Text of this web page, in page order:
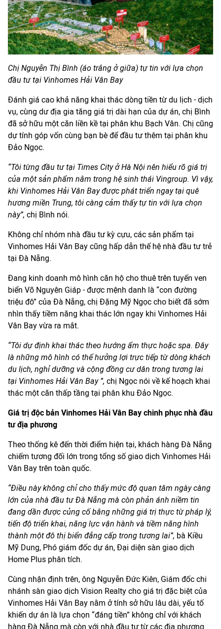
Chị Nguyễn Thị Bình (áo trắng ở giữa) tự tin với lựa chọn
đầu tư tại Vinhomes Hải Vân Bay
Đánh giá cao khả năng khai thác dòng tiền từ du lịch - dịch
vụ, cùng dư địa gia tăng giá trị dài hạn của dự án, chị Bình
đã sở hữu một căn liền kề tại phân khu Bạch Vân. Chị cũng
dự tính góp vốn cùng bạn bè để đầu tư thêm tại phân khu
Đảo Ngọc.
“Tôi từng đầu tư tại Times City ở Hà Nội nên hiểu rõ giá trị
của một sản phẩm nằm trong hệ sinh thái Vingroup. Vì vậy,
khi Vinhomes Hải Vân Bay được phát triển ngay tại quê
hương miền Trung, tôi càng cảm thấy tự tin với lựa chọn
này”, chị Bình nói.
Không chỉ nhóm nhà đầu tư kỳ cựu, các sản phẩm tại
Vinhomes Hải Vân Bay cũng hấp dẫn thế hệ nhà đầu tư trẻ
tại Đà Nẵng.
Đang kinh doanh mô hình căn hộ cho thuê trên tuyến ven
biển Võ Nguyên Giáp - được mệnh danh là “con đường
triệu đô” của Đà Nẵng, chị Đặng Mỹ Ngọc cho biết đã sớm
nhìn thấy tiềm năng khai thác lớn ngay khi Vinhomes Hải
Vân Bay vừa ra mắt.
“Tôi dự định khai thác theo hướng ẩm thực hoặc spa. Đây
là những mô hình có thể hưởng lợi trực tiếp từ dòng khách
du lịch, nghỉ dưỡng và cộng đồng cư dân trong tương lai
tại Vinhomes Hải Vân Bay ”, chị Ngọc nói về kế hoạch khai
thác một căn thấp tầng tại phân khu Đảo Ngọc.
Giá trị độc bản Vinhomes Hải Vân Bay chinh phục nhà đầu
tư địa phương
Theo thống kê đến thời điểm hiện tại, khách hàng Đà Nẵng
chiếm tương đối lớn trong tổng số giao dịch Vinhomes Hải
Vân Bay trên toàn quốc.
“Điều này không chỉ cho thấy mức độ quan tâm ngày càng
lớn của nhà đầu tư Đà Nẵng mà còn phản ánh niềm tin
đang dần được củng cố bằng những giá trị thực từ pháp lý,
tiến độ triển khai, năng lực vận hành và tiềm năng hình
thành một đô thị biển đẳng cấp trong tương lai”, bà Kiều
Mỹ Dung, Phó giám đốc dự án, Đại diện sàn giao dịch
Home Plus phân tích.
Cùng nhận định trên, ông Nguyễn Đức Kiên, Giám đốc chi
nhánh sàn giao dịch Vision Realty cho giá trị đặc biệt của
Vinhomes Hải Vân Bay nằm ở tính sở hữu lâu dài, yếu tố
khiến dự án là lựa chọn “đáng tiền” không chỉ với khách
hàng Đà Nẵng mà còn với nhà đầu tư từ các địa phương